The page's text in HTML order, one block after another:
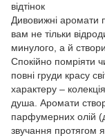
відтінок
Дивовижні аромати
вам не тільки
минулого, а й
Спокійно помріяти
повні груди красу
характеру –
душа. Аромати
парфумерних олій
звучання протягом